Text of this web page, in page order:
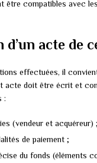
être compatibles avec
acte de
effectuées, il
acte doit être écrit et
:
(vendeur et acquéreur) ;
de paiement ;
du fonds (éléments